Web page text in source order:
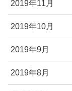
2019年11月
2019年10月
2019年9月
2019年8月